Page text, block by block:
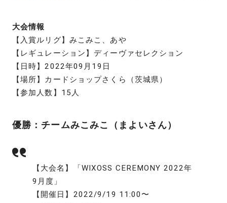
大会情報
【入賞ルリグ】みこみこ、あや
【レギュレーション】ディーヴァセレクション
【日時】2022年09月19日
【場所】カードショップさくら（茨城県）
【参加人数】15人
優勝：チームみこみこ（まよいさん）
【大会名】「WIXOSS CEREMONY 2022年
9月度」
【開催日】2022/9/19 11:00〜